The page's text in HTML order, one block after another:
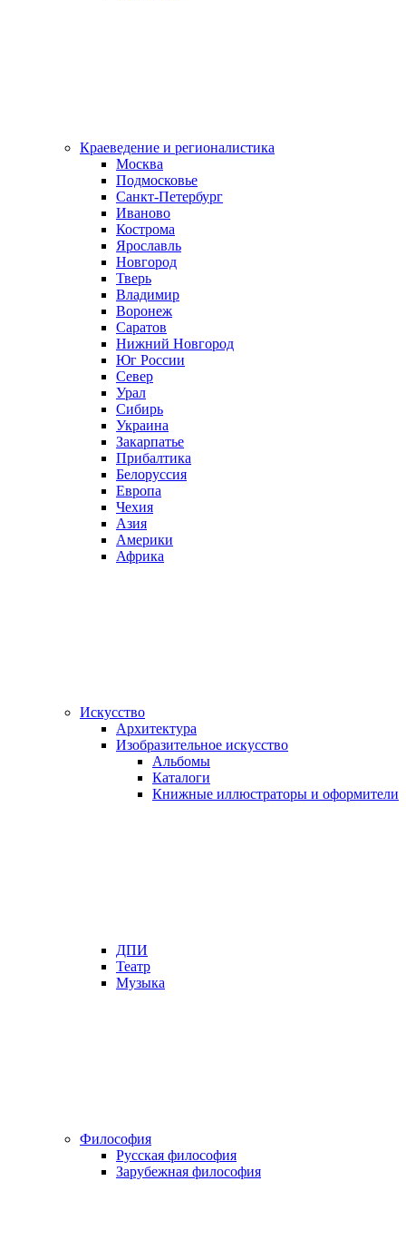
Краеведение и регионалистика
Москва
Подмосковье
Санкт-Петербург
Иваново
Кострома
Ярославль
Новгород
Тверь
Владимир
Воронеж
Саратов
Нижний Новгород
Юг России
Север
Урал
Сибирь
Украина
Закарпатье
Прибалтика
Белоруссия
Европа
Чехия
Азия
Америки
Африка
Искусство
Архитектура
Изобразительное искусство
Альбомы
Каталоги
Книжные иллюстраторы и оформители
ДПИ
Театр
Музыка
Философия
Русская философия
Зарубежная философия